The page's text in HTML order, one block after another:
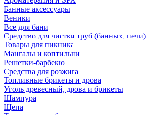
Банные аксессуары
Веники
Все для бани
Средство для чистки труб (банных, печи)
Товары для пикника
Мангалы и коптильни
Решетки-барбекю
Средства для розжига
Топливные брикеты и дрова
Уголь древесный, дрова и брикеты
Шампура
Щепа